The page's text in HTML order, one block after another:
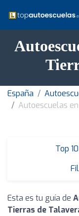
España
Autoescuelas
Top 10
Esta es tu guía de
Tierras de